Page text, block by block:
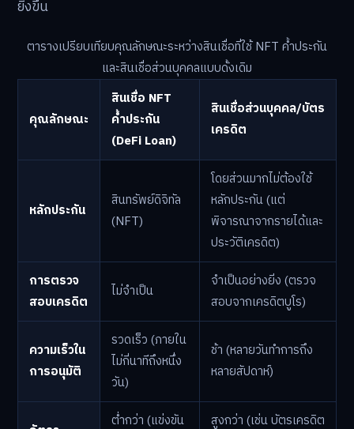
ยิ่งขึ้น
ตารางเปรียบเทียบคุณลักษณะระหว่างสินเชื่อที่ใช้ NFT ค้ำประกัน
และสินเชื่อส่วนบุคคลแบบดั้งเดิม
คุณลักษณะ
สินเชื่อ NFT
ค้ำประกัน
(DeFi Loan)
สินเชื่อส่วนบุคคล/บัตร
เครดิต
หลักประกัน
สินทรัพย์ดิจิทัล
(NFT)
โดยส่วนมากไม่ต้องใช้
หลักประกัน (แต่
พิจารณาจากรายได้และ
ประวัติเครดิต)
การตรวจ
สอบเครดิต
ไม่จำเป็น
จำเป็นอย่างยิ่ง (ตรวจ
สอบจากเครดิตบูโร)
ความเร็วใน
การอนุมัติ
รวดเร็ว (ภายใน
ไม่กี่นาทีถึงหนึ่ง
วัน)
ช้า (หลายวันทำการถึง
หลายสัปดาห์)
ต่ำกว่า (แข่งขัน สูงกว่า (เช่น บัตรเครดิต